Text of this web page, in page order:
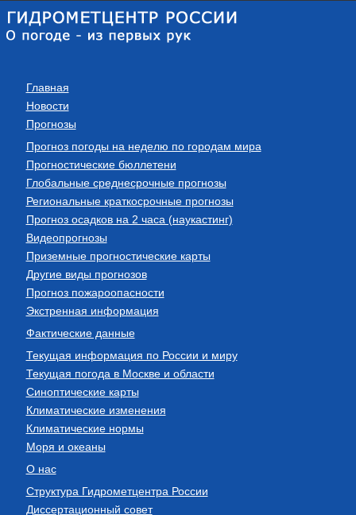
Главная
Новости
Прогнозы
Прогноз погоды на неделю по городам мира
Прогностические бюллетени
Глобальные среднесрочные прогнозы
Региональные краткосрочные прогнозы
Прогноз осадков на 2 часа (наукастинг)
Видеопрогнозы
Приземные прогностические карты
Другие виды прогнозов
Прогноз пожароопасности
Экстренная информация
Фактические данные
Текущая информация по России и миру
Текущая погода в Москве и области
Синоптические карты
Климатические изменения
Климатические нормы
Моря и океаны
О нас
Структура Гидрометцентра России
Диссертационный совет